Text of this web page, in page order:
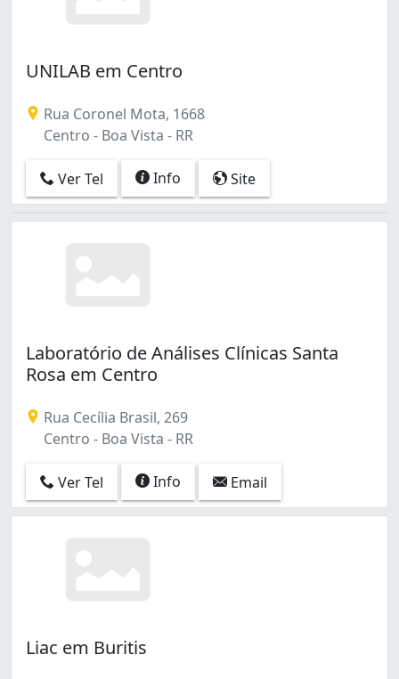
UNILAB em Centro
Rua Coronel Mota, 1668
Centro - Boa Vista - RR
Ver Tel Info Site
Laboratório de Análises Clínicas Santa
Rosa em Centro
Rua Cecília Brasil, 269
Centro - Boa Vista - RR
Ver Tel Info Email
Liac em Buritis